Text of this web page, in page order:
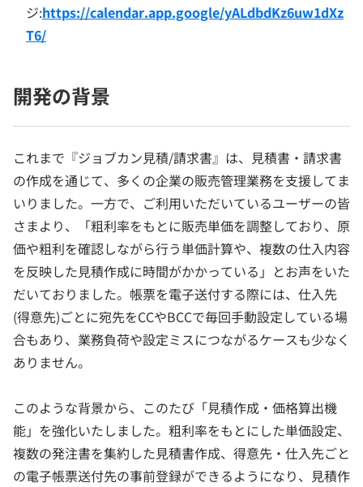
ジ:https://calendar.app.google/yALdbdKz6uw1dXz
T6/
開発の背景
これまで『ジョブカン見積/請求書』は、見積書・請求書
の作成を通じて、多くの企業の販売管理業務を支援してま
いりました。一方で、ご利用いただいているユーザーの皆
さまより、「粗利率をもとに販売単価を調整しており、原
価や粗利を確認しながら行う単価計算や、複数の仕入内容
を反映した見積作成に時間がかかっている」とお声をいた
だいておりました。帳票を電子送付する際には、仕入先
(得意先)ごとに宛先をCCやBCCで毎回手動設定している場
合もあり、業務負荷や設定ミスにつながるケースも少なく
ありません。
このような背景から、このたび「見積作成・価格算出機
能」を強化いたしました。粗利率をもとにした単価設定、
複数の発注書を集約した見積書作成、得意先・仕入先ごと
の電子帳票送付先の事前登録ができるようになり、見積作